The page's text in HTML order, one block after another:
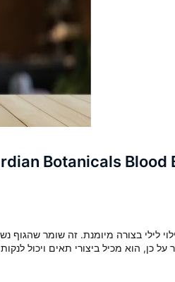
לילי בצורה מיומנת. זה שומר